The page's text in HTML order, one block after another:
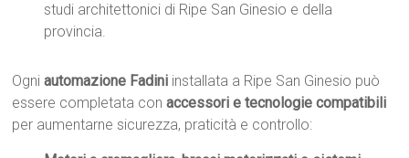
studi architettonici di Ripe San Ginesio e della
provincia.
Ogniautomazione Fadini installata a Ripe San Ginesio può
essere completata conaccessori e tecnologie compatibili
per aumentarne sicurezza, praticità e controllo: